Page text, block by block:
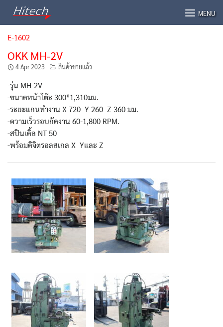
MENU
E-1602
OKK MH-2V
4 Apr 2023 สินค้าขายแล้ว
-รุ่น MH-2V
-ขนาดหน้าโต๊ะ 300*1,310มม.
-ระยะแกนทำงาน X 720 Y 260 Z 360 มม.
-ความเร็วรอบกัดงาน 60-1,800 RPM.
-สปินเดิ้ล NT 50
-พร้อมดิจิตรอลสเกล X Yและ Z